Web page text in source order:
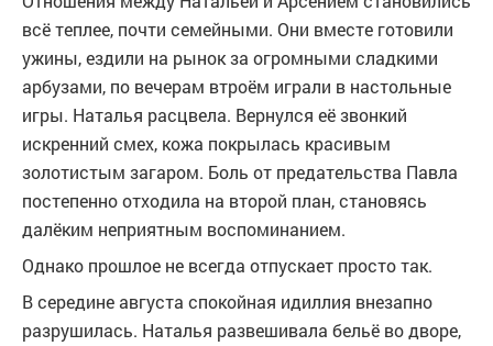
всё теплее, почти семейными. Они вместе готовили
ужины, ездили на рынок за огромными сладкими
арбузами, по вечерам втроём играли в настольные
игры. Наталья расцвела. Вернулся её звонкий
искренний смех, кожа покрылась красивым
золотистым загаром. Боль от предательства Павла
постепенно отходила на второй план, становясь
далёким неприятным воспоминанием.
Однако прошлое не всегда отпускает просто так.
В середине августа спокойная идиллия внезапно
разрушилась. Наталья развешивала бельё во дворе,